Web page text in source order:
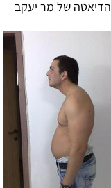
הדיאטהשל מר יעקב